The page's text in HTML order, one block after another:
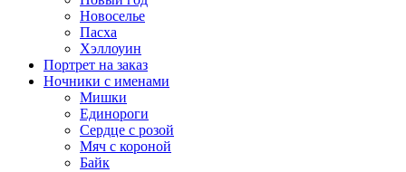
Новоселье
Пасха
Хэллоуин
Портрет на заказ
Ночники с именами
Мишки
Единороги
Сердце с розой
Мяч с короной
Байк